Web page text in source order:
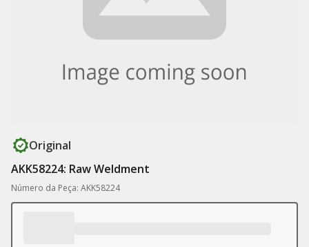
Original
AKK58224: Raw Weldment
Número da Peça: AKK58224